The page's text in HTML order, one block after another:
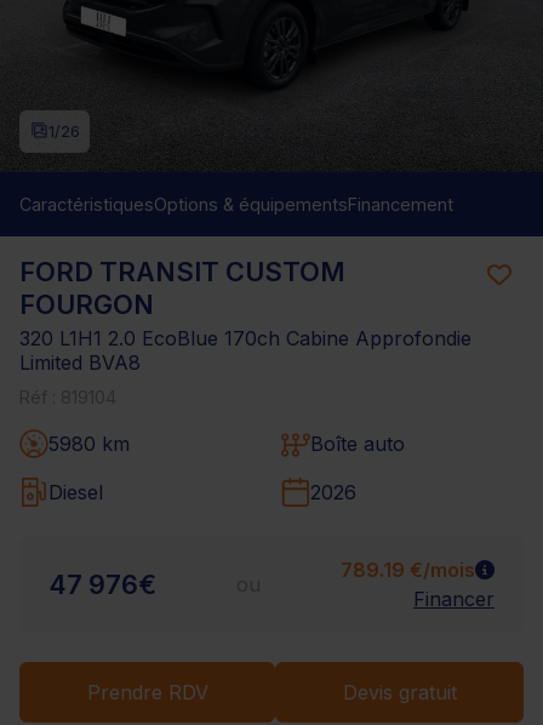
FORD TRANSIT CUSTOM
FOURGON
320 L1H1 2.0 EcoBlue 170ch Cabine Approfondie
Limited BVA8
5980 km
Boîte auto
Diesel
2026
47 976€
789.19 €/mois
Financer
Prendre RDV Devis gratuit
1/26
CaractéristiquesOptions & équipementsFinancement